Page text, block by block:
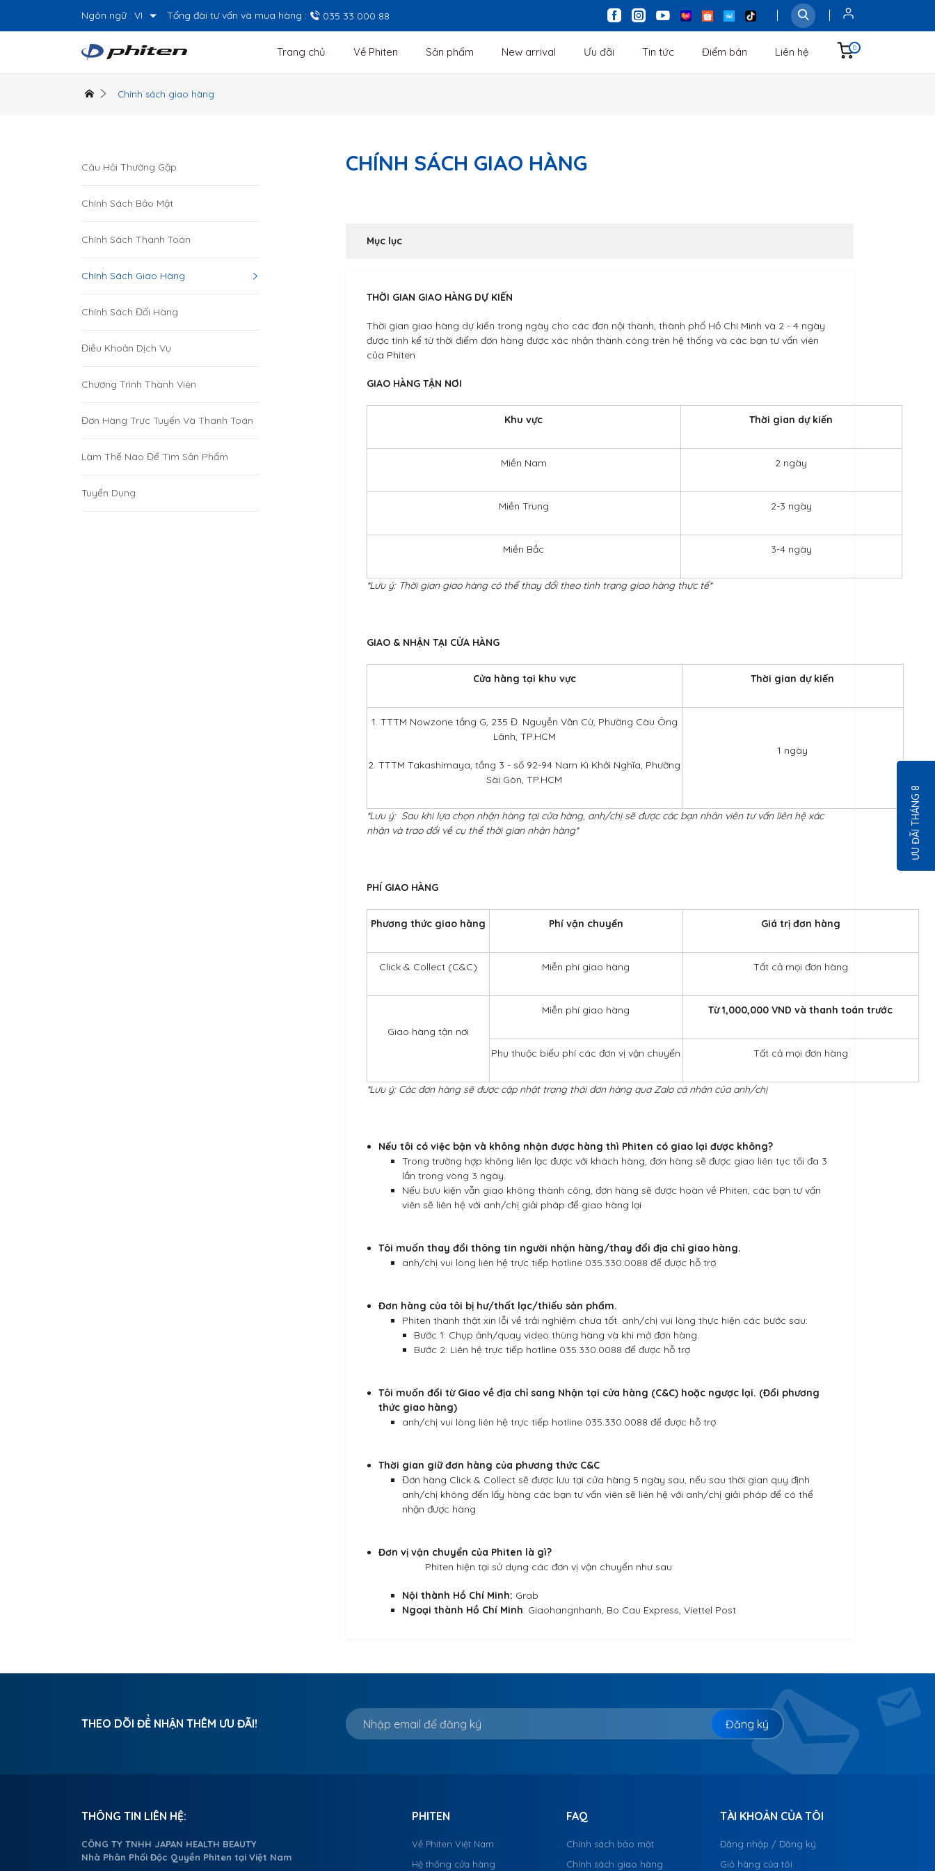
Ngôn ngữ : VI Tổng đài tư vấn và mua hàng : 035 33 000 88
Trang chủ Về Phiten Sản phẩm New arrival Ưu đãi Tin tức Điểm bán Liên hệ 0
Chính sách giao hàng
Câu Hỏi Thường Gặp
Chính Sách Bảo Mật
Chính Sách Thanh Toán
Chính Sách Giao Hàng
Chính Sách Đổi Hàng
Điều Khoản Dịch Vụ
Chương Trình Thành Viên
Đơn Hàng Trực Tuyến Và Thanh Toán
Làm Thế Nào Để Tìm Sản Phẩm
Tuyển Dụng
CHÍNH SÁCH GIAO HÀNG
Mục lục
THỜI GIAN GIAO HÀNG DỰ KIẾN
Thời gian giao hàng dự kiến trong ngày cho các đơn nội thành, thành phố Hồ Chí Minh và 2 - 4 ngày
được tính kể từ thời điểm đơn hàng được xác nhận thành công trên hệ thống và các bạn tư vấn viên
của Phiten
GIAO HÀNG TẬN NƠI
Khu vực Thời gian dự kiến
Miền Nam 2 ngày
Miền Trung 2-3 ngày
Miền Bắc 3-4 ngày
*Lưu ý: Thời gian giao hàng có thể thay đổi theo tình trạng giao hàng thực tế*
GIAO & NHẬN TẠI CỬA HÀNG
Cửa hàng tại khu vực Thời gian dự kiến
1. TTTM Nowzone tầng G, 235 Đ. Nguyễn Văn Cừ, Phường Càu Ông
Lãnh, TP.HCM
2. TTTM Takashimaya, tầng 3 - số 92-94 Nam Kì Khởi Nghĩa, Phường
Sài Gòn, TP.HCM
1 ngày
*Lưu ý: Sau khi lựa chọn nhận hàng tại cửa hàng, anh/chị sẽ được các bạn nhân viên tư vấn liên hệ xác
nhận và trao đổi về cụ thể thời gian nhận hàng*
PHÍ GIAO HÀNG
Phương thức giao hàng Phí vận chuyển Giá trị đơn hàng
Click & Collect (C&C) Miễn phí giao hàng Tất cả mọi đơn hàng
Giao hàng tận nơi
Miễn phí giao hàng Từ 1,000,000 VND và thanh toán trước
Phụ thuộc biểu phí các đơn vị vận chuyển Tất cả mọi đơn hàng
*Lưu ý: Các đơn hàng sẽ được cập nhật trạng thái đơn hàng qua Zalo cá nhân của anh/chị
Nếu tôi có việc bận và không nhận được hàng thì Phiten có giao lại được không?
Trong trường hợp không liên lạc được với khách hàng, đơn hàng sẽ được giao liên tục tối đa 3
lần trong vòng 3 ngày.
Nếu bưu kiện vẫn giao không thành công, đơn hàng sẽ được hoàn về Phiten, các bạn tư vấn
viên sẽ liên hệ với anh/chị giải pháp để giao hàng lại
Tôi muốn thay đổi thông tin người nhận hàng/thay đổi địa chỉ giao hàng.
anh/chị vui lòng liên hệ trực tiếp hotline 035.330.0088 để được hỗ trợ
Đơn hàng của tôi bị hư/thất lạc/thiếu sản phẩm.
Phiten thành thật xin lỗi về trải nghiệm chưa tốt. anh/chị vui lòng thực hiện các bước sau:
Bước 1: Chụp ảnh/quay video thùng hàng và khi mở đơn hàng.
Bước 2: Liên hệ trực tiếp hotline 035.330.0088 để được hỗ trợ
Tôi muốn đổi từ Giao về địa chỉ sang Nhận tại cửa hàng (C&C) hoặc ngược lại. (Đổi phương
thức giao hàng)
anh/chị vui lòng liên hệ trực tiếp hotline 035.330.0088 để được hỗ trợ
Thời gian giữ đơn hàng của phương thức C&C
Đơn hàng Click & Collect sẽ được lưu tại cửa hàng 5 ngày sau, nếu sau thời gian quy định
anh/chị không đến lấy hàng các bạn tư vấn viên sẽ liên hệ với anh/chị giải pháp để có thể
nhận được hàng
Đơn vị vận chuyển của Phiten là gì?
Phiten hiện tại sử dụng các đơn vị vận chuyển như sau:
Nội thành Hồ Chí Minh: Grab
Ngoại thành Hồ Chí Minh: Giaohangnhanh, Bo Cau Express, Viettel Post
ƯU ĐÃI THÁNG 8
THEO DÕI ĐỂ NHẬN THÊM ƯU ĐÃI! Đăng ký
THÔNG TIN LIÊN HỆ:
CÔNG TY TNHH JAPAN HEALTH BEAUTY
Nhà Phân Phối Độc Quyền Phiten tại Việt Nam
PHITEN
Về Phiten Việt Nam
Hệ thống cửa hàng
FAQ
Chính sách bảo mật
Chính sách giao hàng
TÀI KHOẢN CỦA TÔI
Đăng nhập / Đăng ký
Giỏ hàng của tôi